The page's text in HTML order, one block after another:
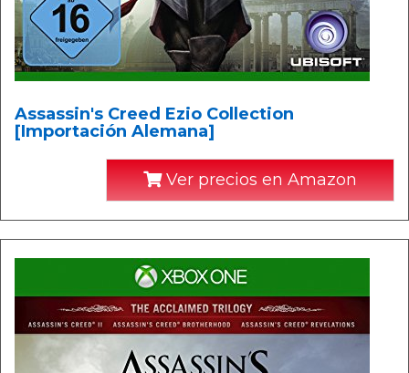
Assassin's Creed Ezio Collection
[Importación Alemana]
Ver precios en Amazon